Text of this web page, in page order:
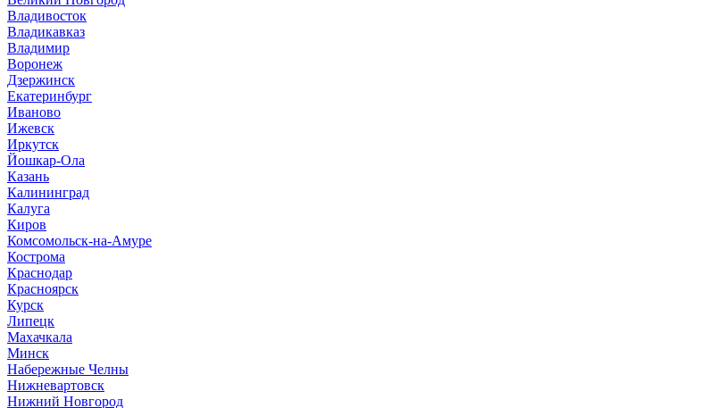
Владивосток
Владикавказ
Владимир
Воронеж
Дзержинск
Екатеринбург
Иваново
Ижевск
Иркутск
Йошкар-Ола
Казань
Калининград
Калуга
Киров
Комсомольск-на-Амуре
Кострома
Краснодар
Красноярск
Курск
Липецк
Махачкала
Минск
Набережные Челны
Нижневартовск
Нижний Новгород